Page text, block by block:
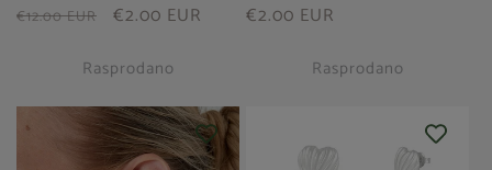
Redovna
€12.00 EUR
Prodajna
€2.00 EUR
Rasprodano
Redovna
€2.00 EUR
Rasprodano